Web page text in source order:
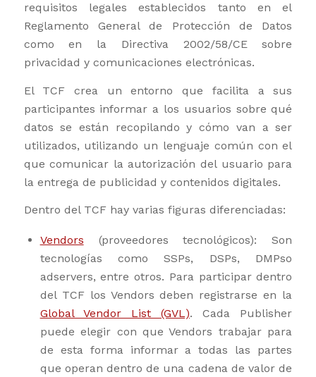
requisitos legales establecidos tanto en el
Reglamento General de Protección de Datos
como en la Directiva 2002/58/CE sobre
privacidad y comunicaciones electrónicas.
El TCF crea un entorno que facilita a sus
participantes informar a los usuarios sobre qué
datos se están recopilando y cómo van a ser
utilizados, utilizando un lenguaje común con el
que comunicar la autorización del usuario para
la entrega de publicidad y contenidos digitales.
Dentro del TCF hay varias figuras diferenciadas:
Vendors (proveedores tecnológicos): Son
tecnologías como SSPs, DSPs, DMPso
adservers, entre otros. Para participar dentro
del TCF los Vendors deben registrarse en la
Global Vendor List (GVL). Cada Publisher
puede elegir con que Vendors trabajar para
de esta forma informar a todas las partes
que operan dentro de una cadena de valor de